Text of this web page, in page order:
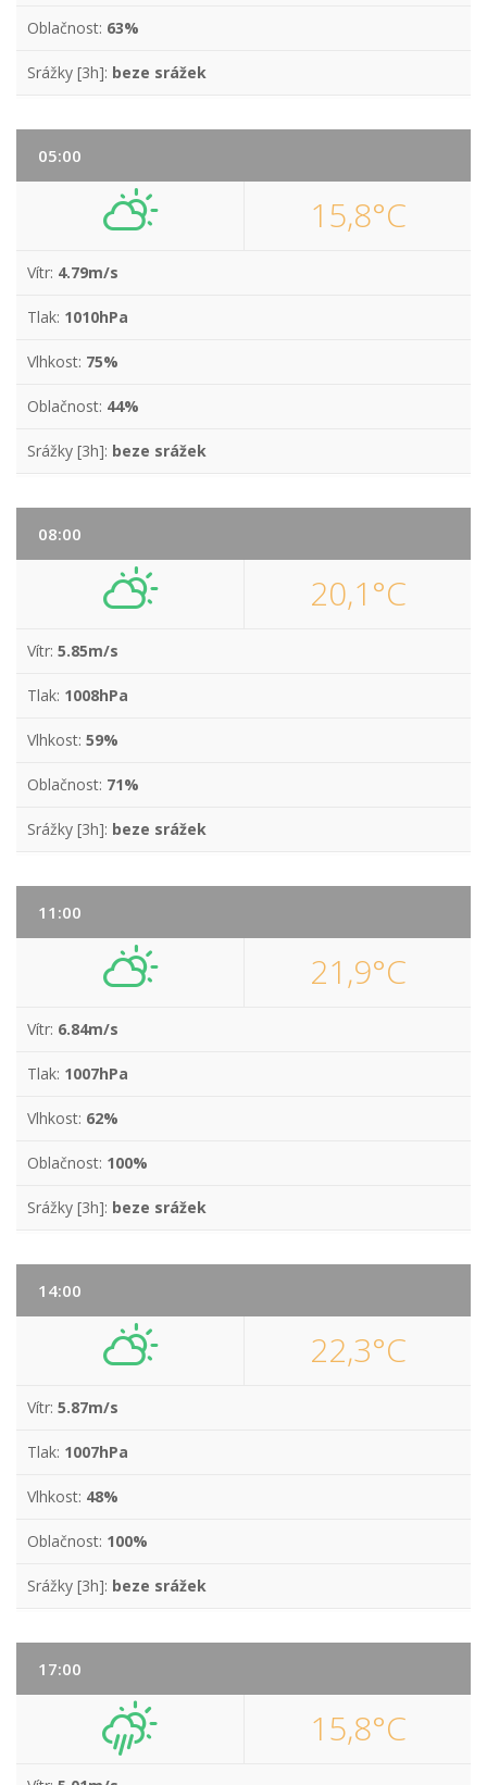
Oblačnost: 63%
Srážky [3h]: beze srážek
05:00
15,8°C
Vítr: 4.79m/s
Tlak: 1010hPa
Vlhkost: 75%
Oblačnost: 44%
Srážky [3h]: beze srážek
08:00
20,1°C
Vítr: 5.85m/s
Tlak: 1008hPa
Vlhkost: 59%
Oblačnost: 71%
Srážky [3h]: beze srážek
11:00
21,9°C
Vítr: 6.84m/s
Tlak: 1007hPa
Vlhkost: 62%
Oblačnost: 100%
Srážky [3h]: beze srážek
14:00
22,3°C
Vítr: 5.87m/s
Tlak: 1007hPa
Vlhkost: 48%
Oblačnost: 100%
Srážky [3h]: beze srážek
17:00
15,8°C